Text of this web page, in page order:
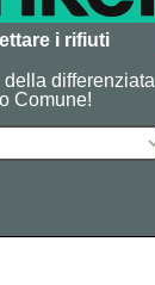
i rifiuti
differenziata
Comune!